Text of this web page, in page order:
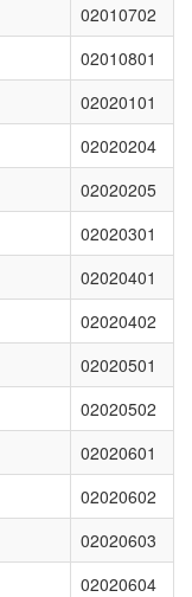
02010702
02010801
02020101
02020204
02020205
02020301
02020401
02020402
02020501
02020502
02020601
02020602
02020603
02020604